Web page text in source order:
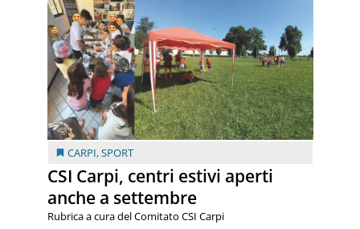
CARPI,SPORT
CSI Carpi, centri estivi aperti
anche a settembre
Rubrica a cura del Comitato CSI Carpi